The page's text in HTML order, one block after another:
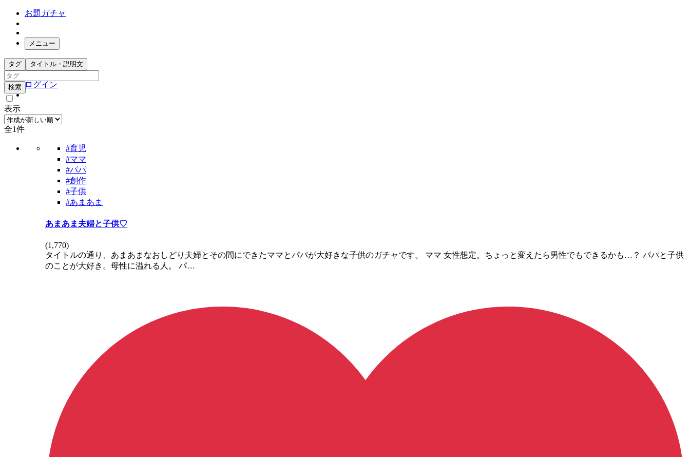
お題ガチャ
メニュー
お題箱
ガチャ検索
ログイン
タグ タイトル・説明文
検索
表示
全1件
#育児
#ママ
#パパ
#創作
#子供
#あまあま
あまあま夫婦と子供♡
(1,770)
タイトルの通り、あまあまなおしどり夫婦とその間にできたママとパパが大好きな子供のガチャです。 ママ 女性想定。ちょっと変えたら男性でもできるかも…？ パパと子供
のことが大好き。母性に溢れる人。 パ…